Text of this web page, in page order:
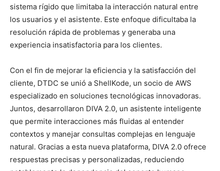
sistema rígido que limitaba la interacción natural entre
los usuarios y el asistente. Este enfoque dificultaba la
resolución rápida de problemas y generaba una
experiencia insatisfactoria para los clientes.
Con el fin de mejorar la eficiencia y la satisfacción del
cliente, DTDC se unió a ShellKode, un socio de AWS
especializado en soluciones tecnológicas innovadoras.
Juntos, desarrollaron DIVA 2.0, un asistente inteligente
que permite interacciones más fluidas al entender
contextos y manejar consultas complejas en lenguaje
natural. Gracias a esta nueva plataforma, DIVA 2.0 ofrece
respuestas precisas y personalizadas, reduciendo